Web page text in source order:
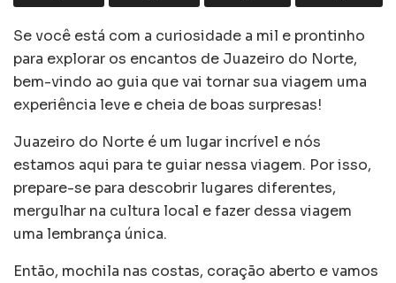
Se você está com a curiosidade a mil e prontinho
para explorar os encantos de Juazeiro do Norte,
bem-vindo ao guia que vai tornar sua viagem uma
experiência leve e cheia de boas surpresas!
Juazeiro do Norte é um lugar incrível e nós
estamos aqui para te guiar nessa viagem. Por isso,
prepare-se para descobrir lugares diferentes,
mergulhar na cultura local e fazer dessa viagem
uma lembrança única.
Então, mochila nas costas, coração aberto e vamos